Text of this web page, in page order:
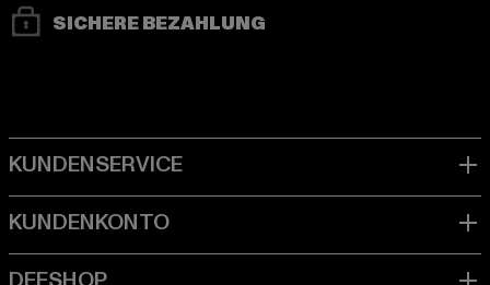
SICHERE BEZAHLUNG